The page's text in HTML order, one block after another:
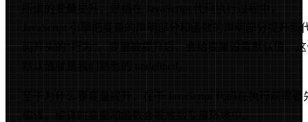
所谓的变量提升，是指在 JavaScript 代码执行过程中，
JavaScript 引擎把变量的声明部分和函数的声明部分提升到
码开头的“行为”。变量被提升后，会给变量设置默认值，
默认值就是我们熟悉的 undefined。
至于为什么要变量提升，在于 JavaScript 代码在执行前需要
编译，编译时变量和函数会被放到变量环境中。